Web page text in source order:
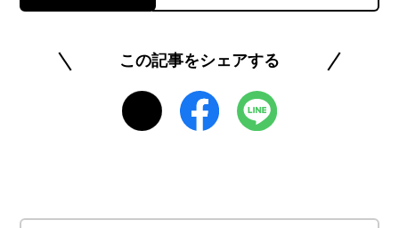
@NICE4611
このライターの記事一覧を見る
この記事をシェアする